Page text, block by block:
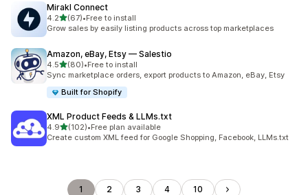
Mirakl Connect
4.2滿分 5 顆星
(67)
共有 67 則評價
•Free to install
Grow sales by easily listing products across top marketplaces
Amazon, eBay, Etsy — Salestio
4.5滿分 5 顆星
(80)
共有 80 則評價
•Free to install
Sync marketplace orders, export products to Amazon, eBay, Etsy
Built for Shopify
XML Product Feeds & LLMs.txt
4.9滿分 5 顆星
(102)
共有 102 則評價
•Free plan available
Create custom XML feed for Google Shopping, Facebook, LLMs.txt
1 2 3 4 10